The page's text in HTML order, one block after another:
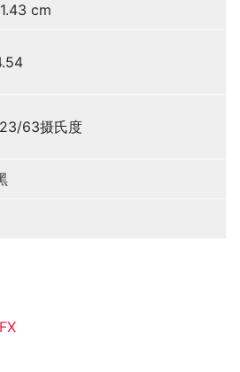
cm
63摄氏度